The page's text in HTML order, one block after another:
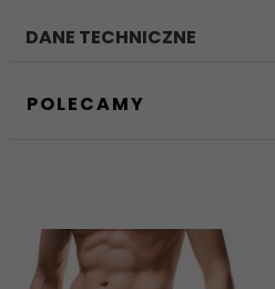
DANE TECHNICZNE
POLECAMY